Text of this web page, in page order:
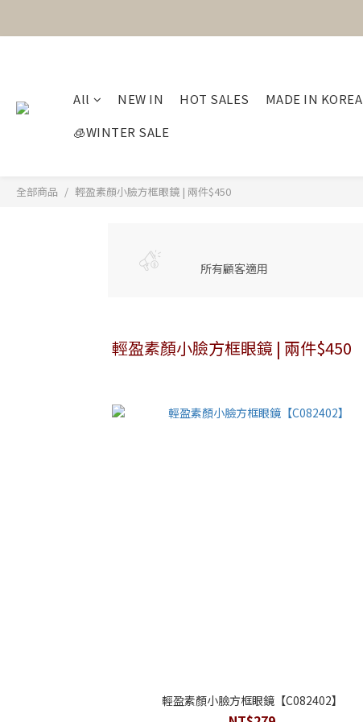
All NEW IN HOT SALES MADE IN KOREA
🧊WINTER SALE
全部商品 輕盈素顏小臉方框眼鏡 | 兩件$450
所有顧客適用
輕盈素顏小臉方框眼鏡 | 兩件$450
輕盈素顏小臉方框眼鏡【C082402】